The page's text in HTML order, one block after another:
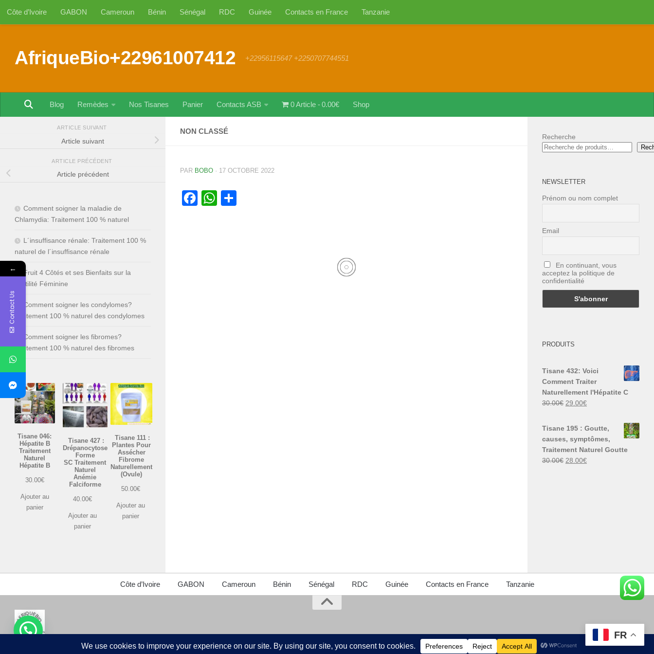
Au dessous du contenu
Côte d’Ivoire GABON Cameroun Bénin Sénégal RDC Guinée Contacts en France Tanzanie
AfriqueBio+22961007412 +22956115647 +2250707744551
Blog Remèdes Nos Tisanes Panier Contacts ASB 0 Article 0.00€ Shop
NON CLASSÉ
PAR BOBO · 17 OCTOBRE 2022
Facebook
WhatsApp
ARTICLE SUIVANT
Article suivant
ARTICLE PRÉCÉDENT
Article précédent
Comment soigner la maladie de
Chlamydia: Traitement 100 % naturel
L´insuffisance rénale: Traitement 100 %
naturel de l´insuffisance rénale
Fruit 4 Côtés et ses Bienfaits sur la
Fertilité Féminine
Comment soigner les condylomes?
Traitement 100 % naturel des condylomes
Comment soigner les fibromes?
Traitement 100 % naturel des fibromes
Tisane 046:
Hépatite B
Traitement
Naturel
Hépatite B
30.00€
Ajouter au
panier
Tisane 427 :
Drépanocytose
Forme
SC Traitement
Naturel
Anémie
Falciforme
40.00€
Ajouter au
panier
Tisane 111 :
Plantes Pour
Assécher
Fibrome
Naturellement
(Ovule)
50.00€
Ajouter au
panier
Recherche
NEWSLETTER
Prénom ou nom complet
Email
En continuant, vous
acceptez la politique de
confidentialité
PRODUITS
Tisane 432: Voici
Comment Traiter
Naturellement l'Hépatite C
30.00€ Le
30.00€.
29.00€Le
est :
Tisane 195 : Goutte,
causes, symptômes,
Traitement Naturel Goutte
30.00€ Le
28.00€Le
Côte d’Ivoire GABON Cameroun Bénin Sénégal RDC Guinée Contacts en France Tanzanie
FR
←
Contact Us